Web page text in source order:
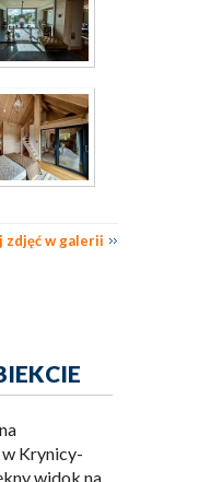
zdjęć w galerii
w Krynicy-
widok na